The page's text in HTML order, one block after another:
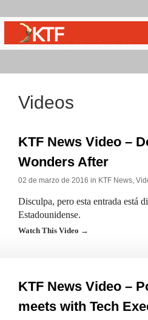
Videos
KTF News Video –
Wonders After
02 de marzo de 2016 in KTF News,
Disculpa, pero esta entrada está
Estadounidense.
Watch This Video →
KTF News Video –
meets with Tech